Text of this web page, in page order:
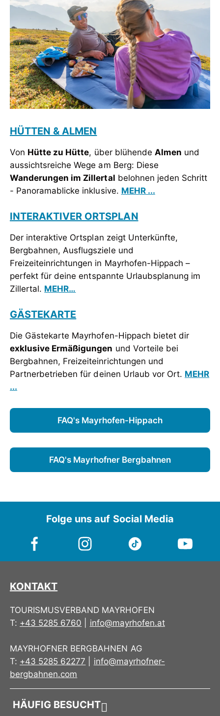
HÜTTEN & ALMEN
Von Hütte zu Hütte, über blühende Almen und
aussichtsreiche Wege am Berg: Diese
Wanderungen im Zillertal belohnen jeden Schritt
- Panoramablicke inklusive. MEHR ...
INTERAKTIVER ORTSPLAN
Der interaktive Ortsplan zeigt Unterkünfte,
Bergbahnen, Ausflugsziele und
Freizeiteinrichtungen in Mayrhofen-Hippach –
perfekt für deine entspannte Urlaubsplanung im
Zillertal. MEHR…
GÄSTEKARTE
Die Gästekarte Mayrhofen-Hippach bietet dir
exklusive Ermäßigungen und Vorteile bei
Bergbahnen, Freizeiteinrichtungen und
Partnerbetrieben für deinen Urlaub vor Ort. MEHR
...
FAQ's Mayrhofen-Hippach
FAQ's Mayrhofner Bergbahnen
Folge uns auf Social Media
KONTAKT
TOURISMUSVERBAND MAYRHOFEN
T: +43 5285 6760 info@mayrhofen.at
MAYRHOFNER BERGBAHNEN AG
T: +43 5285 62277
info@mayrhofner-
bergbahnen.com
HÄUFIG BESUCHT